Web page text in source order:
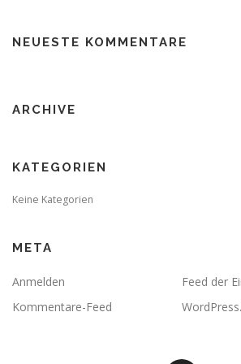
NEUESTE KOMMENTARE
ARCHIVE
KATEGORIEN
Keine Kategorien
META
Anmelden
Feed der
Kommentare-Feed